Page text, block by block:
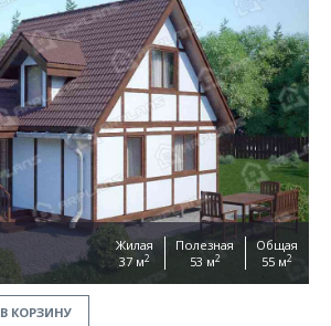
Жилая
37 м2
Полезная
53 м2
Общая
55 м2
В КОРЗИНУ